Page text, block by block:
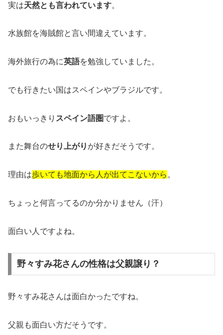
実は天然とも言われています。
水族館を海賊館と言い間違えています。
海外旅行の為に英語を勉強していました。
でも行きたい国はスペインやブラジルです。
おもいっきり スペイン語圏ですよ。
また舞台のせり上がり が好きだそうです。
理由は歩いても地面から人が出てこないから 。
ちょっと何言ってるのか分かりません（汗）
面白い人ですよね。
野々すみ花さんの性格は父親譲り？
野々すみ花さんは面白かったですね。
父親も面白い方だそうです。